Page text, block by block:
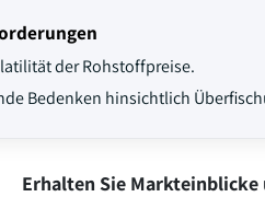
der Rohstoffpreise.
Bedenken hinsichtlich
Erhalten Sie Markteinblicke